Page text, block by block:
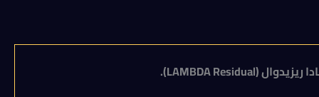
ريزيدوال (LAMBDA Residual
).